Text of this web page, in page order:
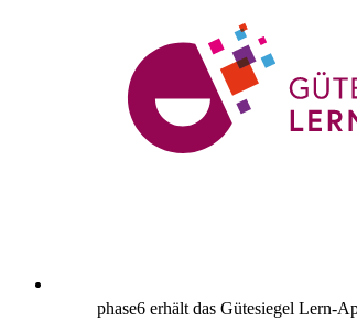
phase6 erhält das Gütesiegel Lern-